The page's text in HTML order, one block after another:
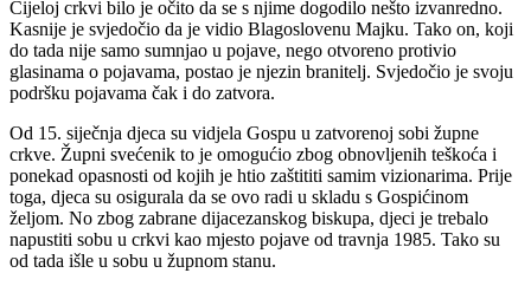
Cijeloj crkvi bilo je očito da se s njime dogodilo nešto izvanredno.
Kasnije je svjedočio da je vidio Blagoslovenu Majku. Tako on, koji
do tada nije samo sumnjao u pojave, nego otvoreno protivio
glasinama o pojavama, postao je njezin branitelj. Svjedočio je svoju
podršku pojavama čak i do zatvora.
Od 15. siječnja djeca su vidjela Gospu u zatvorenoj sobi župne
crkve. Župni svećenik to je omogućio zbog obnovljenih teškoća i
ponekad opasnosti od kojih je htio zaštititi samim vizionarima. Prije
toga, djeca su osigurala da se ovo radi u skladu s Gospićinom
željom. No zbog zabrane dijacezanskog biskupa, djeci je trebalo
napustiti sobu u crkvi kao mjesto pojave od travnja 1985. Tako su
od tada išle u sobu u župnom stanu.